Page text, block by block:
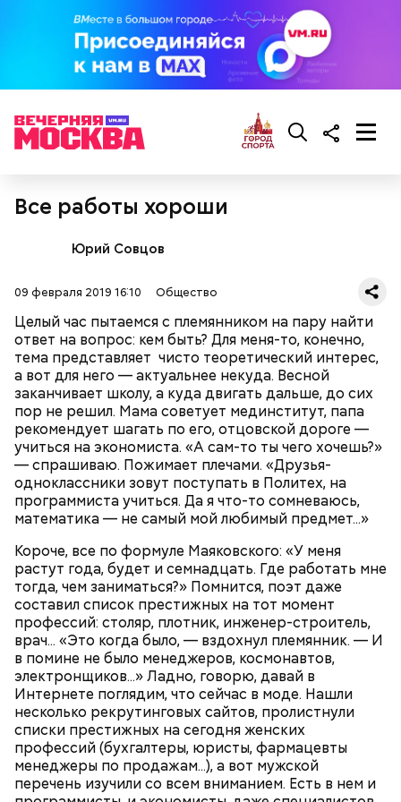
Все работы хороши
Юрий Совцов
09 февраля 2019 16:10 Общество
Целый час пытаемся с племянником на пару найти
ответ на вопрос: кем быть? Для меня-то, конечно,
тема представляет чисто теоретический интерес,
а вот для него — актуальнее некуда. Весной
заканчивает школу, а куда двигать дальше, до сих
пор не решил. Мама советует мединститут, папа
рекомендует шагать по его, отцовской дороге —
учиться на экономиста. «А сам-то ты чего хочешь?»
— спрашиваю. Пожимает плечами. «Друзья-
одноклассники зовут поступать в Политех, на
программиста учиться. Да я что-то сомневаюсь,
математика — не самый мой любимый предмет...»
Короче, все по формуле Маяковского: «У меня
растут года, будет и семнадцать. Где работать мне
тогда, чем заниматься?» Помнится, поэт даже
составил список престижных на тот момент
профессий: столяр, плотник, инженер-строитель,
врач... «Это когда было, — вздохнул племянник. — И
в помине не было менеджеров, космонавтов,
электронщиков...» Ладно, говорю, давай в
Интернете поглядим, что сейчас в моде. Нашли
несколько рекрутинговых сайтов, пролистнули
списки престижных на сегодня женских
профессий (бухгалтеры, юристы, фармацевты
менеджеры по продажам...), а вот мужской
перечень изучили со всем вниманием. Есть в нем и
Множество людей совершают паломнические
поездки, чтобы поклониться мощам Святителя
Николая, которые находятся в Италии. 19 декабря
отмечается Никола Зимний, а 22 мая Никола вешний
или летний. Этот день установлен в память об
Молитва Николаю чудотворцу
О, всесвятый Николае, угодниче преизрядный
скорбех скорый помощниче!
Первые блюда
Грибной суп с фасолью
300-400 г шампиньонов или других свежих
грибов;
3 ст. ложки фасоли;
по 1 моркови и репчатой луковице;
3 ст. ложки растительного масла;
зелень, черный молотый перец и соль по вкусу.